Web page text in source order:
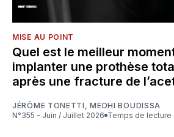
MISE AU POINT
Quel est le meilleur
implanter une prothèse
après une fracture de
JÉRÔME TONETTI ,MEDHI BOUDISSA
N°355 - Juin / Juillet 2026
Temps de lecture